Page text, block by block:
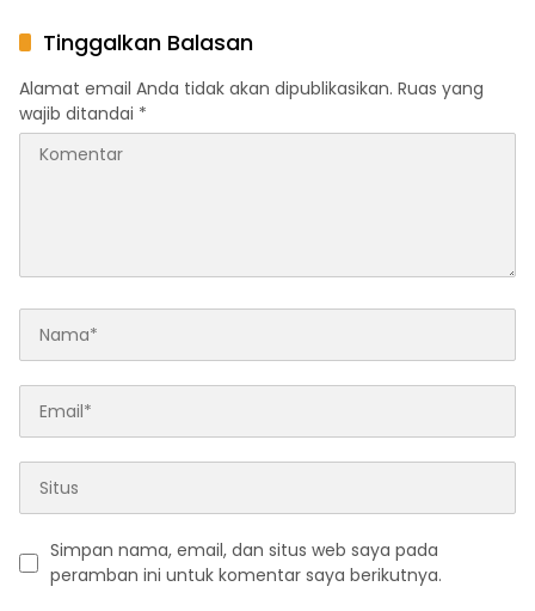
KEPEDULIAN SOSIAL
Tinggalkan Balasan
Alamat email Anda tidak akan dipublikasikan. Ruas yang
wajib ditandai *
Simpan nama, email, dan situs web saya pada
peramban ini untuk komentar saya berikutnya.